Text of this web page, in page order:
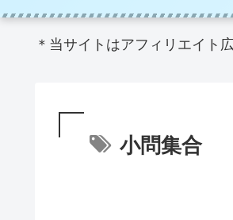
＊当サイトはアフィリエイト
小問集合